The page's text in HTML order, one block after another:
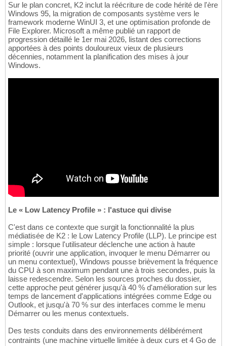
Sur le plan concret, K2 inclut la réécriture de code hérité de l'ère
Windows 95, la migration de composants système vers le
framework moderne WinUI 3, et une optimisation profonde de
File Explorer. Microsoft a même publié un rapport de
progression détaillé le 1er mai 2026, listant des corrections
apportées à des points douloureux vieux de plusieurs
décennies, notamment la planification des mises à jour
Windows.
Le « Low Latency Profile » : l'astuce qui divise
C'est dans ce contexte que surgit la fonctionnalité la plus
médiatisée de K2 : le Low Latency Profile (LLP). Le principe est
simple : lorsque l'utilisateur déclenche une action à haute
priorité (ouvrir une application, invoquer le menu Démarrer ou
un menu contextuel), Windows pousse brièvement la fréquence
du CPU à son maximum pendant une à trois secondes, puis la
laisse redescendre. Selon les sources proches du dossier,
cette approche peut générer jusqu'à 40 % d'amélioration sur les
temps de lancement d'applications intégrées comme Edge ou
Outlook, et jusqu'à 70 % sur des interfaces comme le menu
Démarrer ou les menus contextuels.
Des tests conduits dans des environnements délibérément
contraints (une machine virtuelle limitée à deux curs et 4 Go de